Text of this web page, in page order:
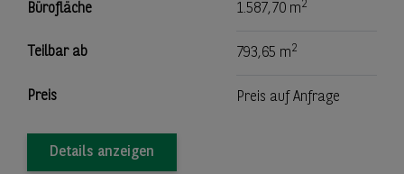
Bürofläche 1.587,70 m2
Teilbar ab 793,65 m2
Preis Preis auf Anfrage
Details anzeigen